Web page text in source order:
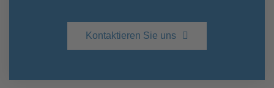
Kontaktieren Sie uns